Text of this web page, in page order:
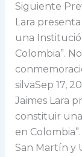
Siguiente
Lara
una
Colombia”.
silvaSep 17,
Jaimes Lara
constituir
en
San Martín y